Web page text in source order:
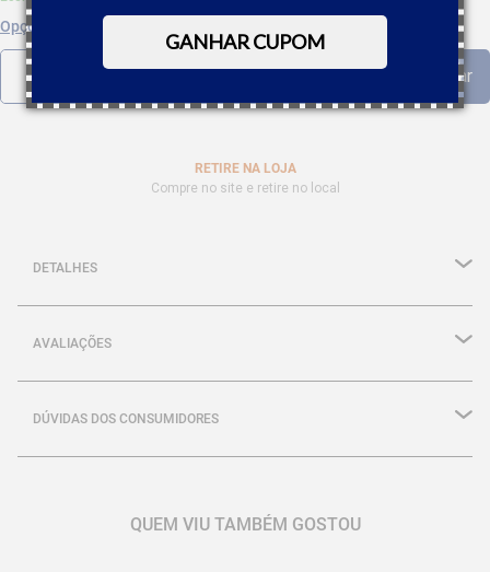
GANHAR CUPOM
Opções de parcelamento
RETIRE NA LOJA
Compre no site e retire no local
DETALHES
AVALIAÇÕES
DÚVIDAS DOS CONSUMIDORES
QUEM VIU TAMBÉM GOSTOU